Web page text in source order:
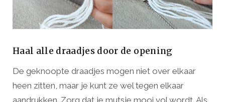
Haal alle draadjes door de opening
De geknoopte draadjes mogen niet over elkaar
heen zitten, maar je kunt ze wel tegen elkaar
aandrukken. Zorg dat je mutsje mooi vol wordt. Als